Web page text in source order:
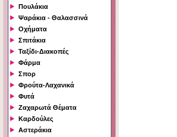
Πουλάκια
Ψαράκια - Θαλασσινά
Οχήματα
Σπιτάκια
Ταξίδι-Διακοπές
Φάρμα
Σπορ
Φρούτα-Λαχανικά
Φυτά
Ζαχαρωτά Θέματα
Καρδούλες
Αστεράκια